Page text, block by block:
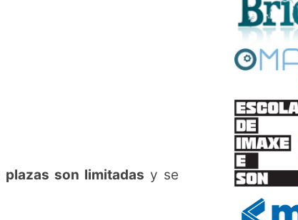
plazas son limitadas y se